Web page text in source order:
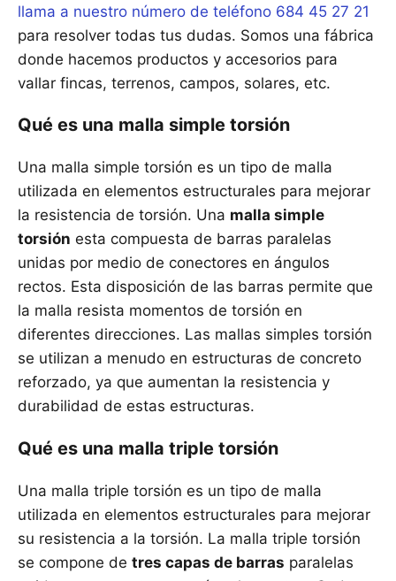
llama a nuestro número de teléfono 684 45 27 21
para resolver todas tus dudas. Somos una fábrica
donde hacemos productos y accesorios para
vallar fincas, terrenos, campos, solares, etc.
Qué es una malla simple torsión
Una malla simple torsión es un tipo de malla
utilizada en elementos estructurales para mejorar
la resistencia de torsión. Una malla simple
torsión esta compuesta de barras paralelas
unidas por medio de conectores en ángulos
rectos. Esta disposición de las barras permite que
la malla resista momentos de torsión en
diferentes direcciones. Las mallas simples torsión
se utilizan a menudo en estructuras de concreto
reforzado, ya que aumentan la resistencia y
durabilidad de estas estructuras.
Qué es una malla triple torsión
Una malla triple torsión es un tipo de malla
utilizada en elementos estructurales para mejorar
su resistencia a la torsión. La malla triple torsión
se compone de tres capas de barras paralelas